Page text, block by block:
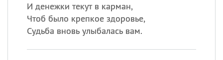
И денежки текут в карман,
Чтоб было крепкое здоровье,
Судьба вновь улыбалась вам.